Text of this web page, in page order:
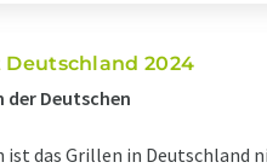
2024
der Deutschen
das Grillen in Deutschland